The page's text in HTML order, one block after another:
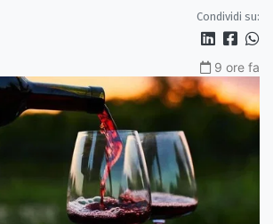
Condividi su:
9 ore fa